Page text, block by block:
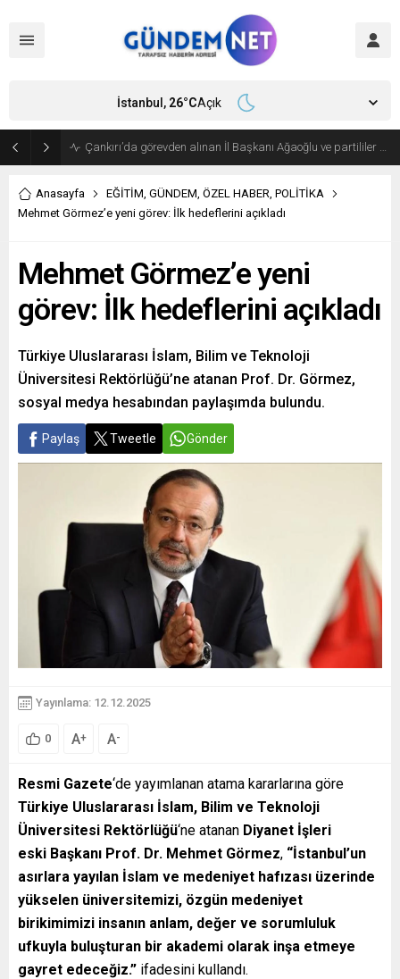
Bakan Fidan, Hamas Siyasi Büro Şefi Hayye’yi kabul etti
İstanbul, 26°CAçık
Anasayfa EĞİTİM, GÜNDEM, ÖZEL HABER, POLİTİKA
Mehmet Görmez’e yeni görev: İlk hedeflerini açıkladı
Mehmet Görmez’e yeni
görev: İlk hedeflerini açıkladı
Türkiye Uluslararası İslam, Bilim ve Teknoloji
Üniversitesi Rektörlüğü’ne atanan Prof. Dr. Görmez,
sosyal medya hesabından paylaşımda bulundu.
Paylaş Tweetle Gönder
Yayınlama: 12.12.2025
0 A+ A-
Resmi Gazete‘de yayımlanan atama kararlarına göre
Türkiye Uluslararası İslam, Bilim ve Teknoloji
Üniversitesi Rektörlüğü‘ne atanan Diyanet İşleri
eski Başkanı Prof. Dr. Mehmet Görmez, “İstanbul’un
asırlara yayılan İslam ve medeniyet hafızası üzerinde
yükselen üniversitemizi, özgün medeniyet
birikimimizi insanın anlam, değer ve sorumluluk
ufkuyla buluşturan bir akademi olarak inşa etmeye
gayret edeceğiz.” ifadesini kullandı.